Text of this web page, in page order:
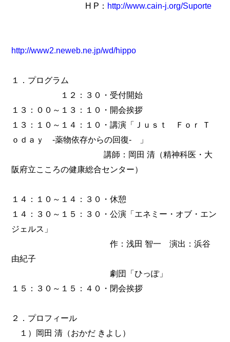
H P： http://www.cain-j.org/Suporte
http://www2.neweb.ne.jp/wd/hippo
１．プログラム
１２：３０・受付開始
１３：００～１３：１０・開会挨拶
１３：１０～１４：１０・講演「Ｊｕｓｔ Ｆｏｒ Ｔ
ｏｄａｙ -薬物依存からの回復- 」
講師：岡田 清（精神科医・大
阪府立こころの健康総合センター）
１４：１０～１４：３０・休憩
１４：３０～１５：３０・公演「エネミー・オブ・エン
ジェルス」
作：浅田 智一 演出：浜谷
由紀子
劇団「ひっぽ」
１５：３０～１５：４０・閉会挨拶
２．プロフィール
１）岡田 清（おかだ きよし）